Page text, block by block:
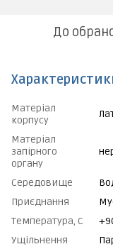
До
Матеріал
корпусу
Матеріал
запірного
органу
Середовище
Приєднання
Температура, С
Ущільнення